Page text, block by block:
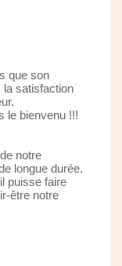
que son
la satisfaction
le bienvenu !!!
notre
longue durée.
puisse faire
être notre